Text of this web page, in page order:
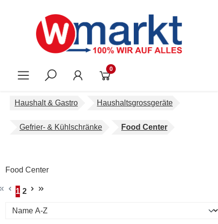
0
Haushalt & Gastro Haushaltsgrossgeräte
Gefrier- & Kühlschränke Food Center
Food Center
Seite
1
Seite
2